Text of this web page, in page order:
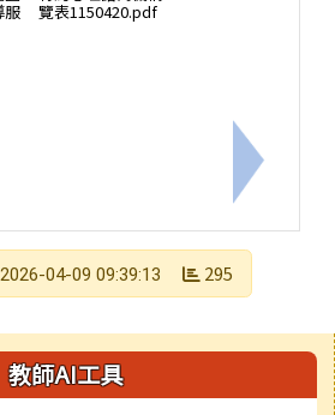
政府115年度特約商店名單
服 覽表1150420.pdf
下一筆：
2026-04-09 09:39:13 295
教師AI工具